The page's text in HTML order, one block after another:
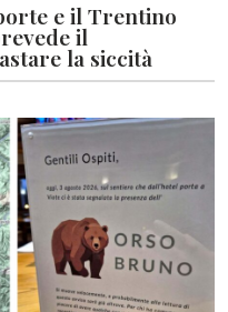
e il Trentino
il
la siccità